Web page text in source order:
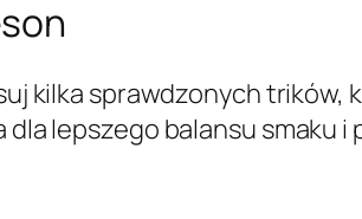
kilka sprawdzonych trików,
lepszego balansu smaku